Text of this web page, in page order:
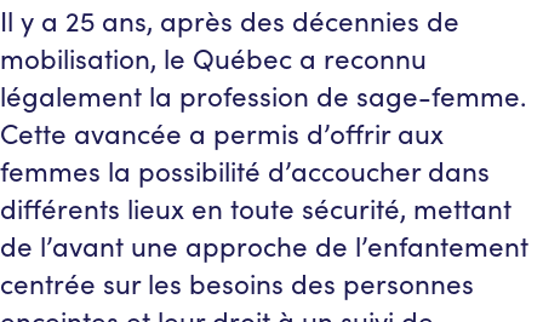
Il y a 25 ans, après des décennies de
mobilisation, le Québec a reconnu
légalement la profession de sage-femme.
Cette avancée a permis d’offrir aux
femmes la possibilité d’accoucher dans
différents lieux en toute sécurité, mettant
de l’avant une approche de l’enfantement
centrée sur les besoins des personnes